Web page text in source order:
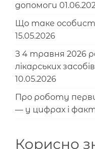
допомоги
Що таке
15.05.2026
З 4 травня 2026
лікарських
10.05.2026
Про роботу
— у цифрах і
Корисно